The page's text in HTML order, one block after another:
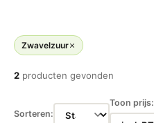
Zwavelzuur
2 producten gevonden
Sorteren:
Toon prijs: